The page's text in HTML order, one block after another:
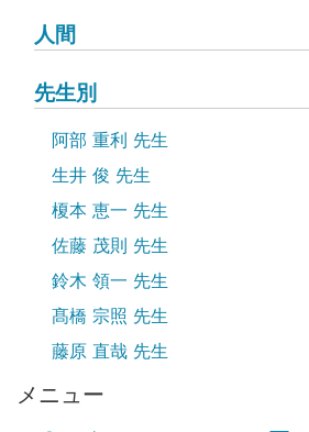
人間
先生別
阿部 重利 先生
生井 俊 先生
榎本 恵一 先生
佐藤 茂則 先生
鈴木 領一 先生
髙橋 宗照 先生
藤原 直哉 先生
メニュー